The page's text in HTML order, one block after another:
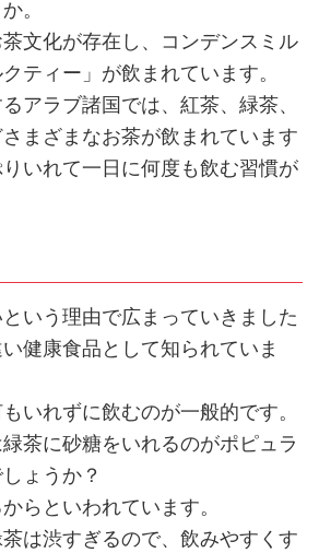
。
文化が存在し、コンデンスミル
ティー」が飲まれています。
アラブ諸国では、紅茶、緑茶、
まざまなお茶が飲まれています
いれて一日に何度も飲む習慣が
いう理由で広まっていきました
健康食品として知られていま
いれずに飲むのが一般的です。
茶に砂糖をいれるのがポピュラ
ょうか？
らといわれています。
は渋すぎるので、飲みやすくす